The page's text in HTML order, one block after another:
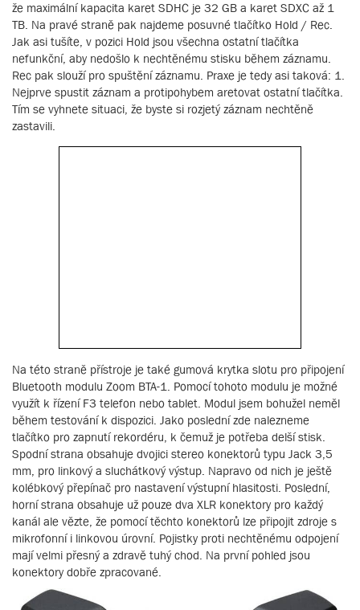
že maximální kapacita karet SDHC je 32 GB a karet SDXC až 1
TB. Na pravé straně pak najdeme posuvné tlačítko Hold / Rec.
Jak asi tušíte, v pozici Hold jsou všechna ostatní tlačítka
nefunkční, aby nedošlo k nechtěnému stisku během záznamu.
Rec pak slouží pro spuštění záznamu. Praxe je tedy asi taková: 1.
Nejprve spustit záznam a protipohybem aretovat ostatní tlačítka.
Tím se vyhnete situaci, že byste si rozjetý záznam nechtěně
zastavili.
Na této straně přístroje je také gumová krytka slotu pro připojení
Bluetooth modulu Zoom BTA-1. Pomocí tohoto modulu je možné
využít k řízení F3 telefon nebo tablet. Modul jsem bohužel neměl
během testování k dispozici. Jako poslední zde nalezneme
tlačítko pro zapnutí rekordéru, k čemuž je potřeba delší stisk.
Spodní strana obsahuje dvojici stereo konektorů typu Jack 3,5
mm, pro linkový a sluchátkový výstup. Napravo od nich je ještě
kolébkový přepínač pro nastavení výstupní hlasitosti. Poslední,
horní strana obsahuje už pouze dva XLR konektory pro každý
kanál ale vězte, že pomocí těchto konektorů lze připojit zdroje s
mikrofonní i linkovou úrovní. Pojistky proti nechtěnému odpojení
mají velmi přesný a zdravě tuhý chod. Na první pohled jsou
konektory dobře zpracované.